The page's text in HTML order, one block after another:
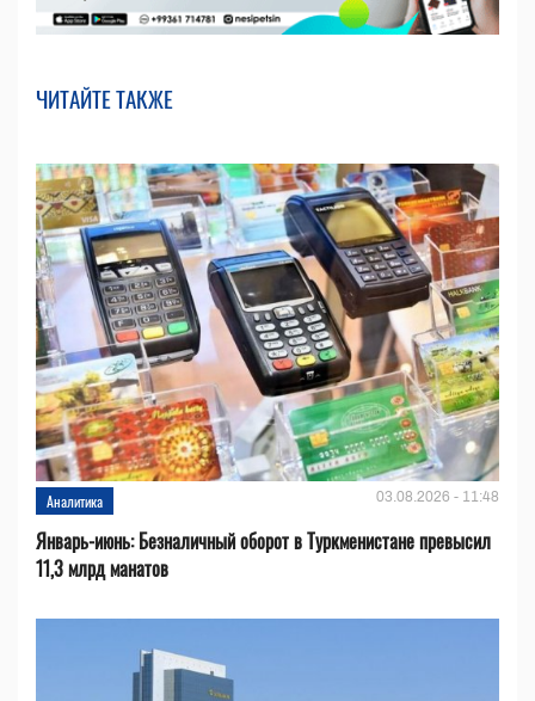
ЧИТАЙТЕ ТАКЖЕ
Аналитика 03.08.2026 - 11:48
Январь-июнь: Безналичный оборот в Туркменистане превысил
11,3 млрд манатов